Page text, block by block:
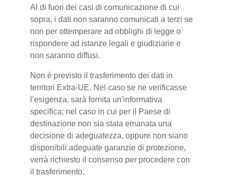
Al di fuori dei casi di comunicazione di cui
sopra, i dati non saranno comunicati a terzi se
non per ottemperare ad obblighi di legge o
rispondere ad istanze legali e giudiziarie e
non saranno diffusi.
Non è previsto il trasferimento dei dati in
territori Extra-UE. Nel caso se ne verificasse
l’esigenza, sarà fornita un'informativa
specifica; nel caso in cui per il Paese di
destinazione non sia stata emanata una
decisione di adeguatezza, oppure non siano
disponibili adeguate garanzie di protezione,
verrà richiesto il consenso per procedere con
il trasferimento.